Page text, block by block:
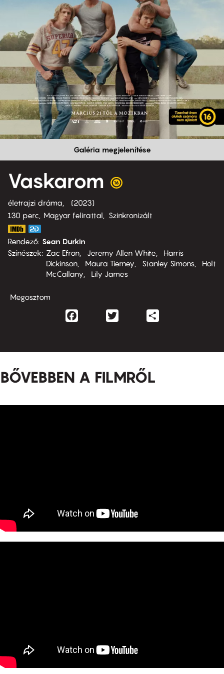
Galéria megjelenítése
Vaskarom
életrajzi dráma
2023
130 perc,
Magyar felirattal Szinkronizált
Rendező Sean Durkin
Színészek
Zac Efron Jeremy Allen White
Harris
Dickinson
Maura Tierney Stanley Simons
Holt
McCallany
Lily James
Megosztom
Facebook
BŐVEBBEN A FILMRŐL